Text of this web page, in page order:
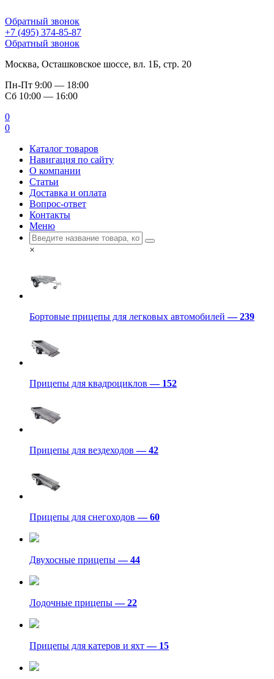
Обратный звонок
+7 (495) 374-85-87
Обратный звонок
Москва, Осташковское шоссе, вл. 1Б, стр. 20
Пн-Пт 9:00 — 18:00
Сб 10:00 — 16:00
0
0
Каталог товаров
Навигация по сайту
О компании
Статьи
Доставка и оплата
Вопрос-ответ
Контакты
Меню
×
Бортовые прицепы для легковых автомобилей— 239
Прицепы для квадроциклов— 152
Прицепы для вездеходов— 42
Прицепы для снегоходов— 60
Двухосные прицепы— 44
Лодочные прицепы— 22
Прицепы для катеров и яхт— 15